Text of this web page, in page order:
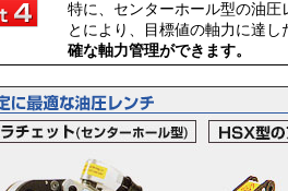
特に、センターホール型の油
とにより、目標値の軸力に達
確な軸力管理ができます。